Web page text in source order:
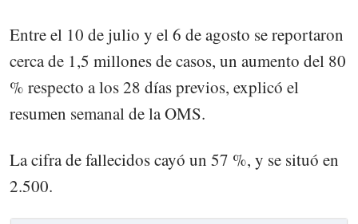
Entre el 10 de julio y el 6 de agosto se reportaron
cerca de 1,5 millones de casos, un aumento del 80
% respecto a los 28 días previos, explicó el
resumen semanal de la OMS.
La cifra de fallecidos cayó un 57 %, y se situó en
2.500.